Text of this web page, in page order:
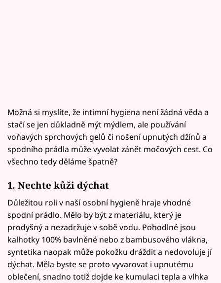
Možná si myslíte, že intimní hygiena není žádná věda a
stačí se jen důkladně mýt mýdlem, ale používání
voňavých sprchových gelů či nošení upnutých džínů a
spodního prádla může vyvolat zánět močových cest. Co
všechno tedy děláme špatně?
1. Nechte kůži dýchat
Důležitou roli v naší osobní hygieně hraje vhodné
spodní prádlo. Mělo by být z materiálu, který je
prodyšný a nezadržuje v sobě vodu. Pohodlné jsou
kalhotky 100% bavlněné nebo z bambusového vlákna,
syntetika naopak může pokožku dráždit a nedovoluje jí
dýchat. Měla byste se proto vyvarovat i upnutému
oblečení, snadno totiž dojde ke kumulaci tepla a vlhka